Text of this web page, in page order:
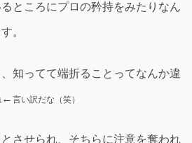
ところにプロの矜持をみたりなん
。
知ってて端折ることってなんか違
← 言い訳だな（笑）
させられ、そちらに注意を奪われ